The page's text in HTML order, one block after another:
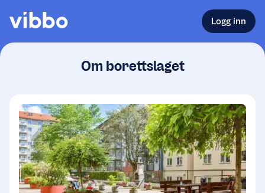
Logg inn
Om borettslaget